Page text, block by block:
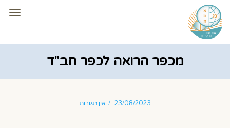
מכפר הרואה לכפר חב"ד
23/08/2023 אין תגובות